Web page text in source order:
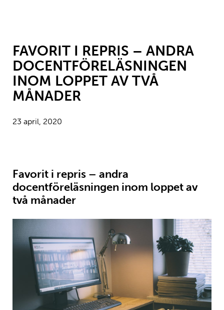
FAVORIT I REPRIS – ANDRA
DOCENTFÖRELÄSNINGEN
INOM LOPPET AV TVÅ
MÅNADER
23 april, 2020
Favorit i repris – andra
docentföreläsningen inom loppet av
två månader